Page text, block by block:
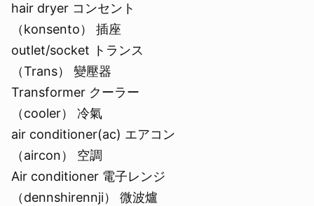
hair dryer コンセント
（konsento） 插座
outlet/socket トランス
（Trans） 變壓器
Transformer クーラー
（cooler） 冷氣
air conditioner(ac) エアコン
（aircon） 空調
Air conditioner 電子レンジ
（dennshirennji） 微波爐